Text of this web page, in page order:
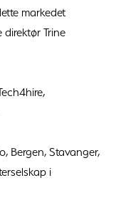
markedet
Trine
Bergen, Stavanger,
i